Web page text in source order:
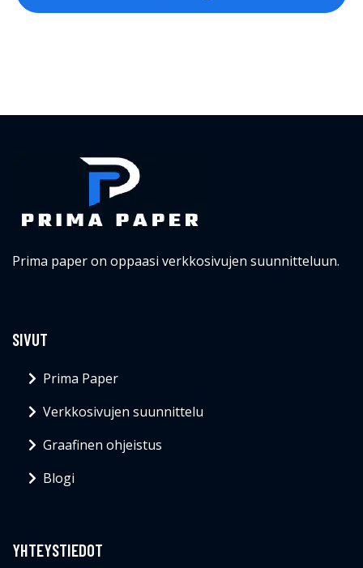
Prima paper on oppaasi verkkosivujen suunnitteluun.
SIVUT
Prima Paper
Verkkosivujen suunnittelu
Graafinen ohjeistus
Blogi
YHTEYSTIEDOT